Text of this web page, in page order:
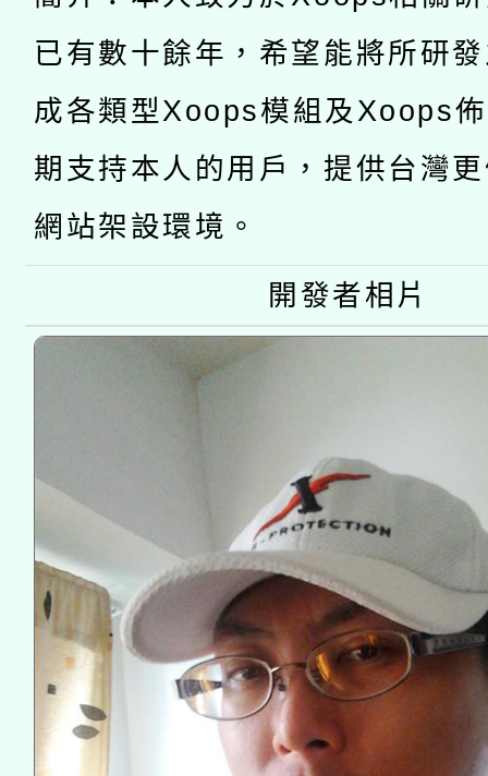
薪期間赴陸應申請許可
轉知經濟部水利署委託
業技術研究院辦理「
用水績優單位及節水達
動」
115年8月22日(星期六
桃園市孔廟祈福系列
開 智慧啟航」
2026年桃園地景藝術
已有數十餘年，希望能將所研
成各類型Xoops模組及Xoops
期支持本人的用戶，提供台灣
網站架設環境。
開發者相片